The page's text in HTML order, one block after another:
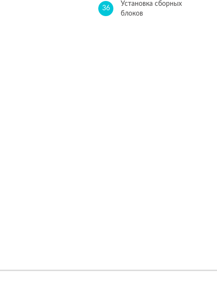
36
Установка сборных
блоков